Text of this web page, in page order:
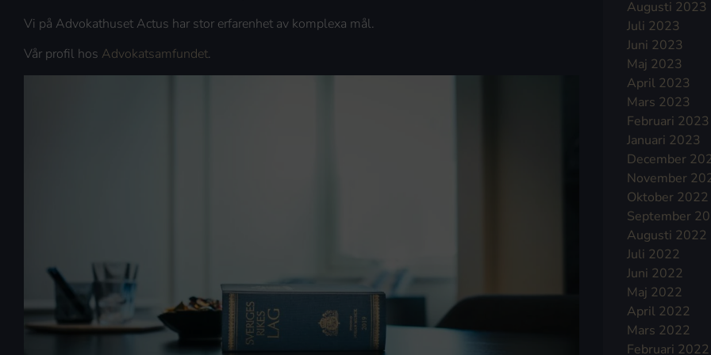
Vi på Advokathuset Actus har stor erfarenhet av komplexa mål.
Vår profil hos Advokatsamfundet.
Augusti 2023
Juli 2023
Juni 2023
Maj 2023
April 2023
Mars 2023
Februari 2023
Januari 2023
December
November
Oktober 2022
September
Augusti 2022
Juli 2022
Juni 2022
Maj 2022
April 2022
Mars 2022
Februari 2022